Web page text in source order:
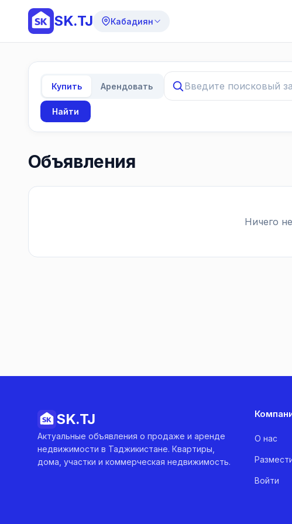
SK.TJ Кабадиян
Купить Арендовать
Найти
Объявления
Ничего
SK.TJ
Актуальные объявления о продаже и аренде
недвижимости в Таджикистане. Квартиры,
дома, участки и коммерческая недвижимость.
О нас
Войти